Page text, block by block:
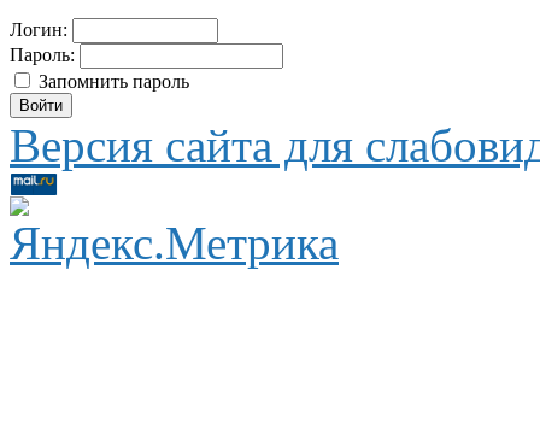
Логин:
Пароль:
Запомнить пароль
Версия сайта для